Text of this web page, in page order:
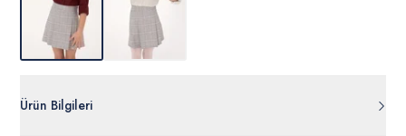
Ürün Bilgileri